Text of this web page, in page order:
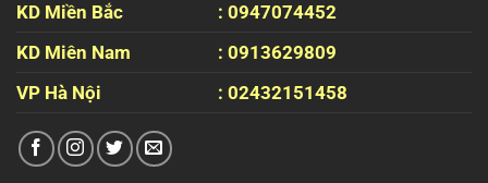
KD Miền Bắc
: 0947074452
KD Miên Nam
: 0913629809
VP Hà Nội
: 02432151458